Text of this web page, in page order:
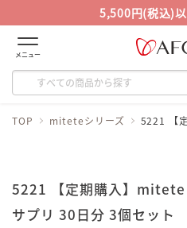
5,500円(税込)以
メニュー
TOP miteteシリーズ 5221 【
5221 【定期購入】mitete
サプリ 30日分 3個セット